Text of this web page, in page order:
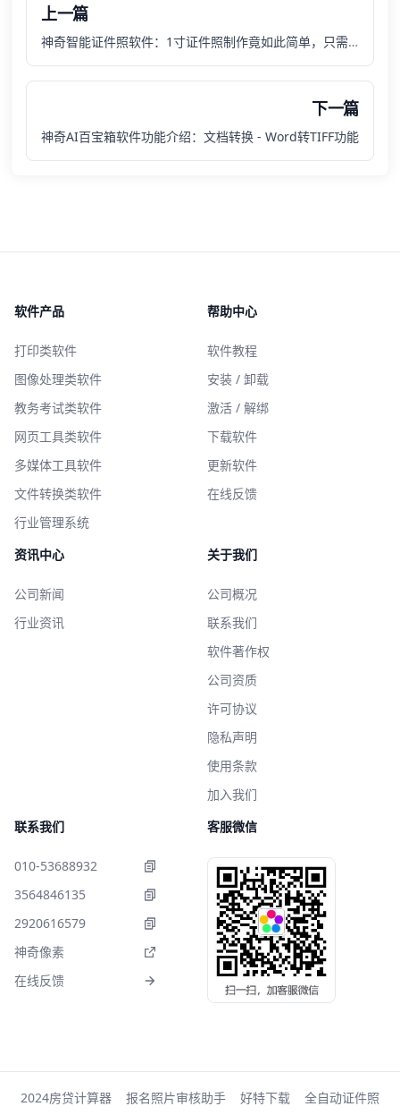
上一篇
神奇智能证件照软件：1寸证件照制作竟如此简单，只需10秒即可快速搞定~~~
下一篇
神奇AI百宝箱软件功能介绍：文档转换 - Word转TIFF功能
软件产品
打印类软件
图像处理类软件
教务考试类软件
网页工具类软件
多媒体工具软件
文件转换类软件
行业管理系统
帮助中心
软件教程
安装 / 卸载
激活 / 解绑
下载软件
更新软件
在线反馈
资讯中心
公司新闻
行业资讯
关于我们
公司概况
联系我们
软件著作权
公司资质
许可协议
隐私声明
使用条款
加入我们
联系我们
010-53688932
3564846135
2920616579
神奇像素
在线反馈
客服微信
2024房贷计算器 报名照片审核助手 好特下载 全自动证件照